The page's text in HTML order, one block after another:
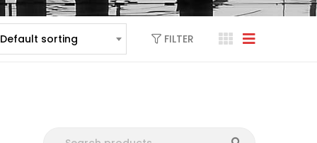
Default sorting FILTER